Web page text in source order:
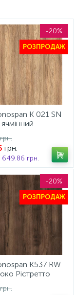
-20%
РОЗПРОДАЖ
K 021 SN
грн.
649.86 грн.
-20%
РОЗПРОДАЖ
K537 RW
Рістретто